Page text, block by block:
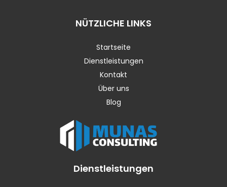
NÜTZLICHE LINKS
Startseite
Dienstleistungen
Kontakt
Über uns
Blog
Dienstleistungen